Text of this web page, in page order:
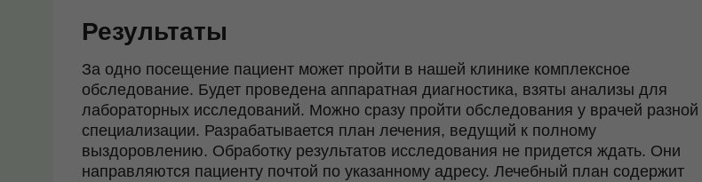
Результаты
За одно посещение пациент может пройти в нашей клинике комплексное
обследование. Будет проведена аппаратная диагностика, взяты анализы для
лабораторных исследований. Можно сразу пройти обследования у врачей разной
специализации. Разрабатывается план лечения, ведущий к полному
выздоровлению. Обработку результатов исследования не придется ждать. Они
направляются пациенту почтой по указанному адресу. Лечебный план содержит